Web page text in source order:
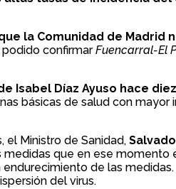
la Comunidad de Madrid
podido confirmarFuencarral-El
Isabel Díaz Ayuso hace
básicas de salud con mayor
el Ministro de Sanidad,
medidas que en ese momento
de las
del virus.